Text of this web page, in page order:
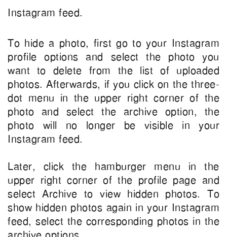
Instagram feed.
To hide a photo, first go to your Instagram
profile options and select the photo you
want to delete from the list of uploaded
photos. Afterwards, if you click on the three-
dot menu in the upper right corner of the
photo and select the archive option, the
photo will no longer be visible in your
Instagram feed.
Later, click the hamburger menu in the
upper right corner of the profile page and
select Archive to view hidden photos. To
show hidden photos again in your Instagram
feed, select the corresponding photos in the